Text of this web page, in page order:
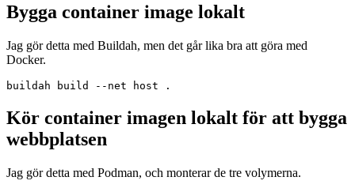
Bygga container image lokalt
Jag gör detta med Buildah, men det går lika bra att göra med
Docker.
Kör container imagen lokalt för att bygga
webbplatsen
Jag gör detta med Podman, och monterar de tre volymerna.